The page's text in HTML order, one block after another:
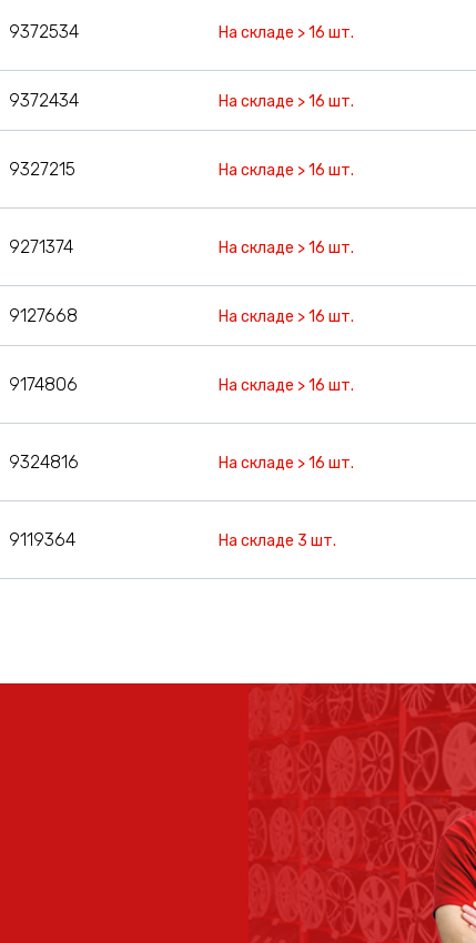
9372534 На складе > 16 шт.
9372434 На складе > 16 шт.
9327215 На складе > 16 шт.
9271374 На складе > 16 шт.
9127668 На складе > 16 шт.
9174806 На складе > 16 шт.
9324816 На складе > 16 шт.
9119364 На складе 3 шт.